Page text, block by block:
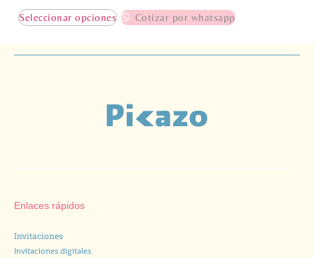
Seleccionar opciones Cotizar por whatsapp
Enlaces rápidos
Invitaciones
Invitaciones digitales